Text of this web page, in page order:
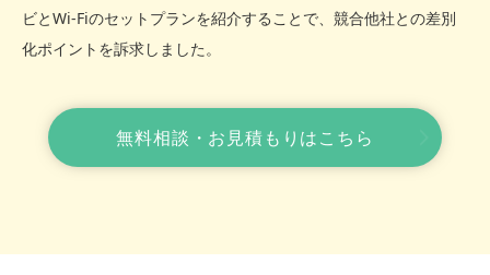
ビとWi-Fiのセットプランを紹介することで、競合他社との差別
化ポイントを訴求しました。
無料相談・お見積もりはこちら